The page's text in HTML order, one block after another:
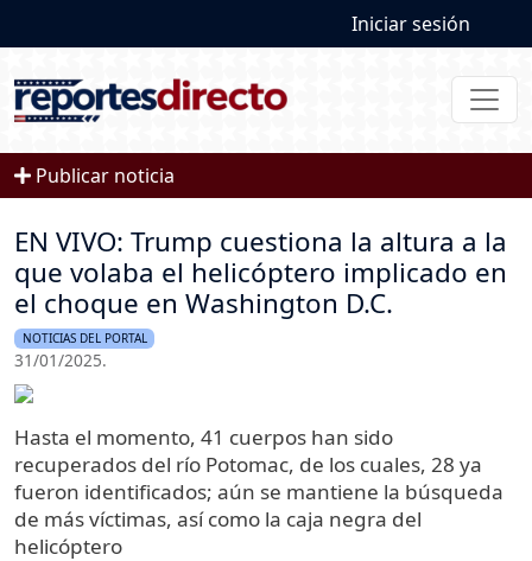
User
Iniciar sesión
Publicar noticia
EN VIVO: Trump cuestiona la altura a la
que volaba el helicóptero implicado en
el choque en Washington D.C.
NOTICIAS DEL PORTAL
31/01/2025.
Imagen
Hasta el momento, 41 cuerpos han sido
recuperados del río Potomac, de los cuales, 28 ya
fueron identificados; aún se mantiene la búsqueda
de más víctimas, así como la caja negra del
helicóptero